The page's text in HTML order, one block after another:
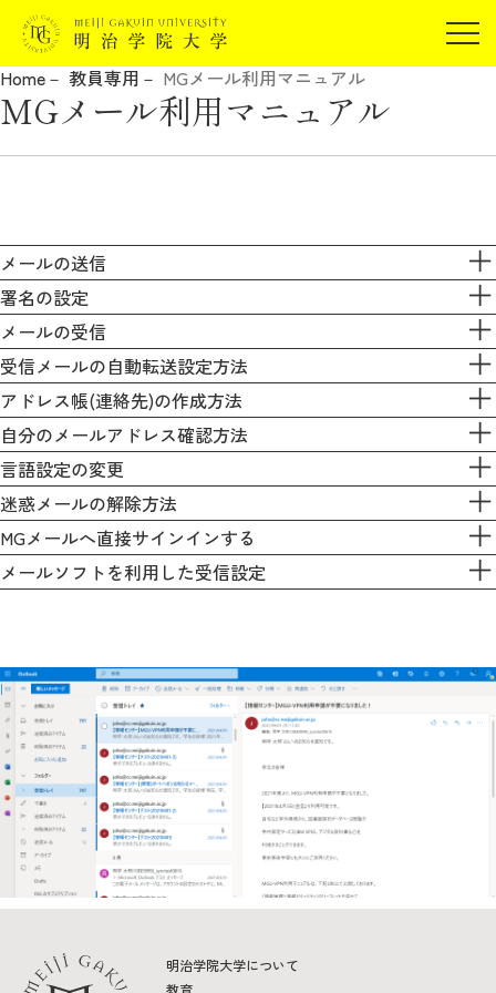
在学生の方
卒業生の方
地域・一般の方
報道関係の方
受験生の方
卒業生の方
企業・研究者の方
報道関係の方
明治学院大学について
教育
研究
留学・国際交流
キャリア
ボランティア
生涯学習・社会連携
入試情報サイト
Home 教員専用 MGメール利用マニュアル
MGメール利用マニュアル
メールの送信
署名の設定
メールの受信
受信メールの自動転送設定方法
アドレス帳(連絡先)の作成方法
自分のメールアドレス確認方法
言語設定の変更
迷惑メールの解除方法
MGメールへ直接サインインする
メールソフトを利用した受信設定
明治学院大学について